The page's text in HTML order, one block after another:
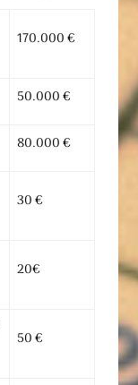
170.000 €
50.000 €
80.000 €
30 €
20€
50 €